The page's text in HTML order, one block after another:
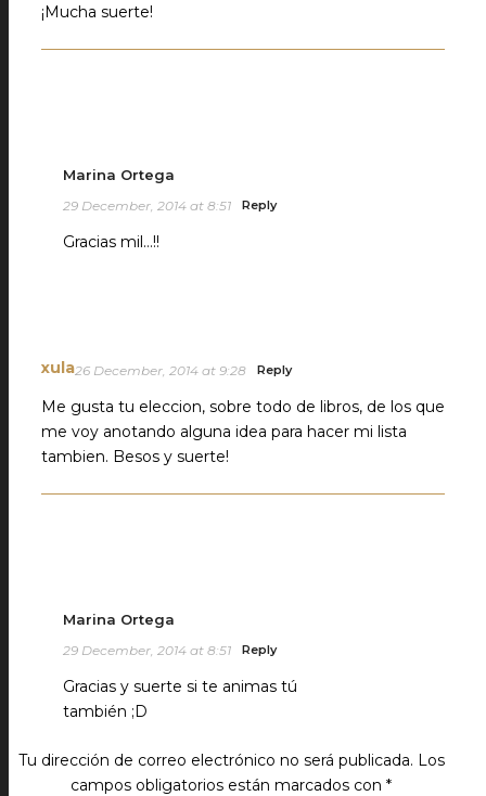
¡Mucha suerte!
Marina Ortega
29 December, 2014 at 8:51 Reply
Gracias mil…!!
xula26 December, 2014 at 9:28 Reply
Me gusta tu eleccion, sobre todo de libros, de los que
me voy anotando alguna idea para hacer mi lista
tambien. Besos y suerte!
Marina Ortega
29 December, 2014 at 8:51 Reply
Gracias y suerte si te animas tú
también ;D
Tu dirección de correo electrónico no será publicada. Los
campos obligatorios están marcados con*